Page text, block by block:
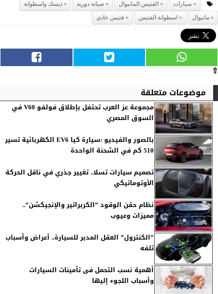
سيارات الفتيس المانيوال صيانة دورية
ديسك واسطوانة
مانيوال
اسطوانة الفتيس فتيس عادي
⇧
موضوعات متعلقة
مجموعة عز العرب تحتفل بإطلاق فولفو V60 في
السوق المصري
بالصور والفيديو :سيارة كيا EV6 الكهربائية تسير
510 كم في الشحنة الواحدة
تصميم سيارات تسلا.. تغيير جذري في ناقل الحركة
الأوتوماتيكي
نظام حقن الوقود ”الكربراتير والإنجيكشن”..
مميزات وعيوب
”الكنترول” العقل المدبر للسيارة.. أعراض وأسباب
تلفه
أهمية نسب التحمل فى تأمينات السيارات
وأسباب اللجوء إليها